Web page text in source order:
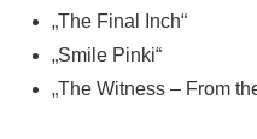
„The Final Inch“
„Smile Pinki“
„The Witness – From